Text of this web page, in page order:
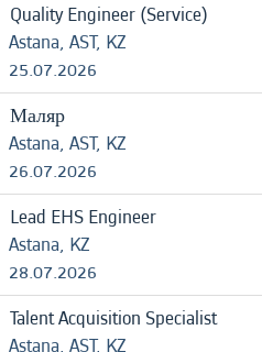
Quality Engineer (Service)
Astana, AST, KZ
25.07.2026
Маляр
Astana, AST, KZ
26.07.2026
Lead EHS Engineer
Astana, KZ
28.07.2026
Talent Acquisition Specialist
Astana, AST, KZ